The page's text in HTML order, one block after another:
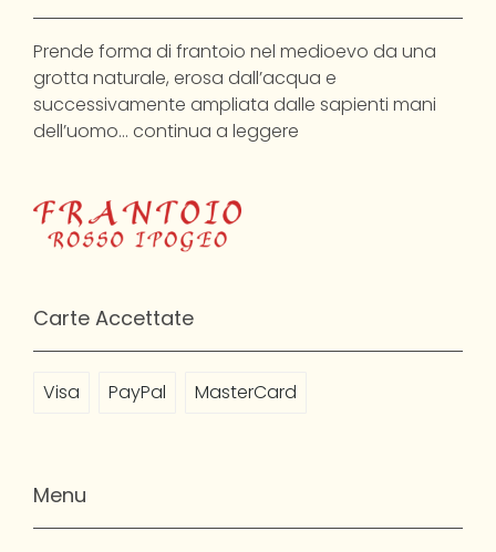
Prende forma di frantoio nel medioevo da una
grotta naturale, erosa dall’acqua e
successivamente ampliata dalle sapienti mani
dell’uomo… continua a leggere
Carte Accettate
Visa PayPal MasterCard
Menu